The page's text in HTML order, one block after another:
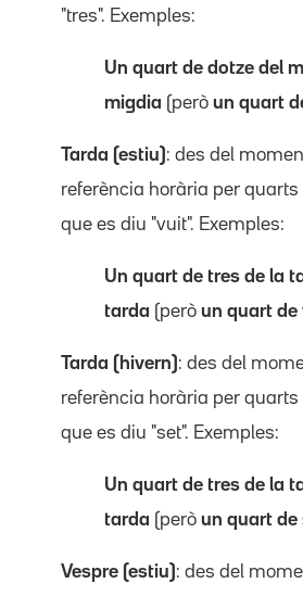
"tres". Exemples:
Un quart de dotze del
migdia (però un quart
Tarda (estiu) : des del
referència horària per quarts
que es diu "vuit". Exemples:
Un quart de tres de la
tarda (però un quart de
Tarda (hivern) : des del
referència horària per quarts
que es diu "set". Exemples:
Un quart de tres de la
tarda (però un quart de
Vespre (estiu) : des del